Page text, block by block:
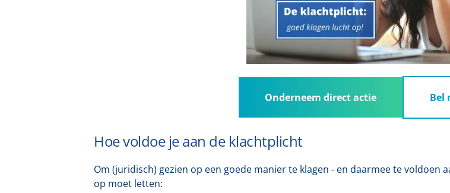
Onderneem direct actie Bel
Hoe voldoe je aan de klachtplicht
Om (juridisch) gezien op een goede manier te klagen - en daarmee te voldoen
op moet letten: